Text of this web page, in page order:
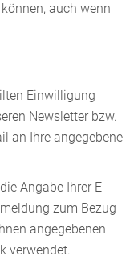
auch wenn
Einwilligung
Newsletter bzw.
an Ihre angegebene
Angabe Ihrer E-
zum Bezug
angegebenen
verwendet.